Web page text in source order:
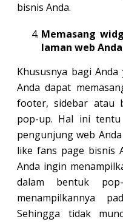
bisnis Anda.
Memasang
laman web Anda
Khususnya bagi
Anda dapat
footer, sidebar atau
pop-up. Hal ini
pengunjung web
like fans page bisnis
Anda ingin
dalam bentuk
menampilkannya
Sehingga tidak